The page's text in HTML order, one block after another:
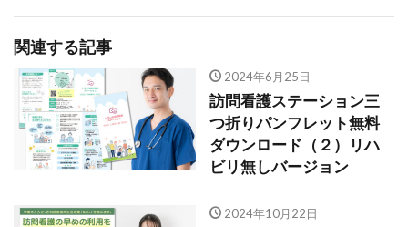
関連する記事
2024年6月25日
訪問看護ステーション三
つ折りパンフレット無料
ダウンロード（２）リハ
ビリ無しバージョン
2024年10月22日